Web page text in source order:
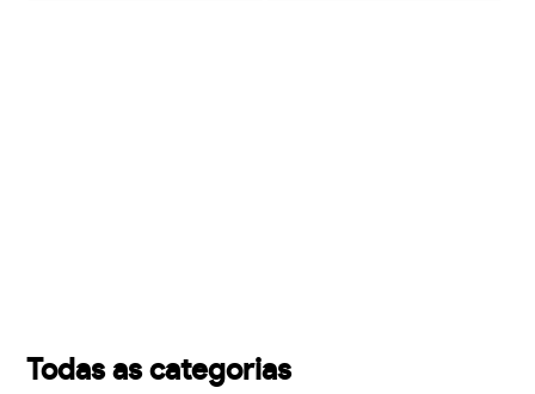
Todas as categorias